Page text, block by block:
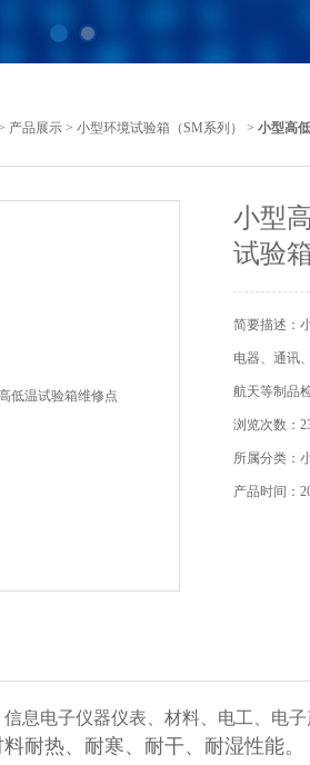
产品展示 > 小型环境试验箱（SM系列） > 小型高
小型
试验
简要描述：
电器、通讯
航天等制品
浏览次数：
所属分类：
产品时间：
息电子仪器仪表、材料、电工、电
耐热、耐寒、耐干、耐湿性能。